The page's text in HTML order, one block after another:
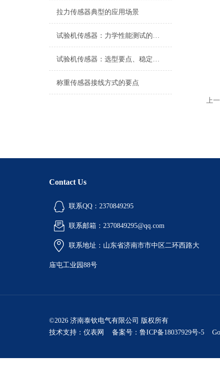
拉力传感器典型的应用场景
试验机传感器：力学性能测试的核心组件解析
试验机传感器：选型要点、稳定性及分类详解
称重传感器接线方式的要点
上
Contact Us
联系QQ：2370849295
联系邮箱：2370849295@qq.com
联系地址：山东省济南市市中区二环西路大
庙屯工业园88号
©2026 济南泰钦电气有限公司 版权所有
技术支持： 仪表网 备案号：鲁ICP备18037929号-5